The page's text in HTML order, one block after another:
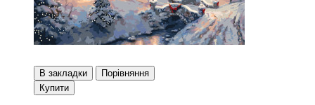
В закладки
Порівняння
Купити